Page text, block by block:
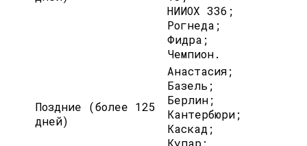
НИИОХ 336;
Рогнеда;
Фидра;
Чемпион.
Поздние (более 125
дней)
Анастасия;
Базель;
Берлин;
Кантербюри;
Каскад;